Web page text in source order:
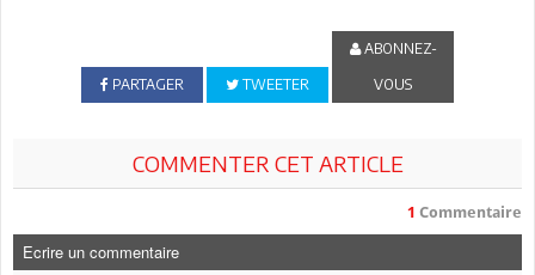
PARTAGER TWEETER
ABONNEZ-
VOUS
COMMENTER CET ARTICLE
1 Commentaire
Ecrire un commentaire